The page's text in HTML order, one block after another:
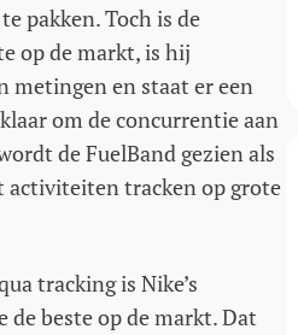
pakken. Toch is de
op de markt, is hij
metingen en staat er een
om de concurrentie aan
de FuelBand gezien als
tracken op grote
tracking is Nike’s
de beste op de markt. Dat